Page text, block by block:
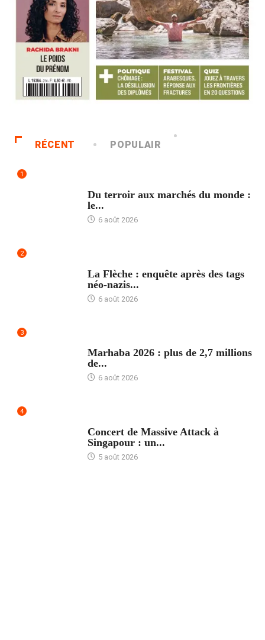
RÉCENT POPULAIR
1
Du terroir aux marchés du monde :
le...
6 août 2026
2
La Flèche : enquête après des tags
néo-nazis...
6 août 2026
3
Marhaba 2026 : plus de 2,7 millions
de...
6 août 2026
4
Concert de Massive Attack à
Singapour : un...
5 août 2026